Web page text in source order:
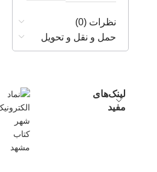
نظرات (0)
حمل و نقل و تحویل
لینک‌های
مفید